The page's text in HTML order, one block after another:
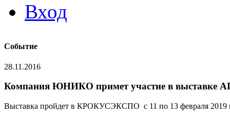
Вход
Событие
28.11.2016
Компания ЮНИКО примет участие в выставке
Выставка пройдет в КРОКУСЭКСПО с 11 по 13 февраля 2019